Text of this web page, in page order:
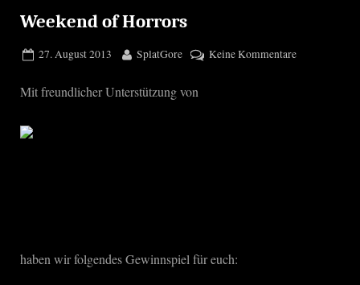
Weekend of Horrors
Posted
27. August 2013 By
SplatGore Keine Kommentarezu
Mit freundlicher Unterstützung von
haben wir folgendes Gewinnspiel für euch: